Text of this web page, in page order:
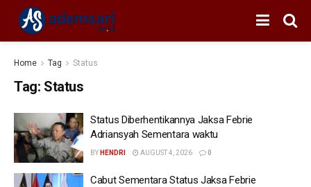
Home Tag Status
Tag: Status
Status Diberhentikannya Jaksa Febrie
Adriansyah Sementara waktu
BY HENDRI AUGUST 4, 2026 0
Cabut Sementara Status Jaksa Febrie